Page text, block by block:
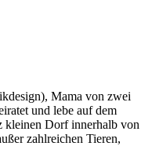
Mama von zwei
und lebe auf dem
kleinen Dorf innerhalb von
zahlreichen Tieren,